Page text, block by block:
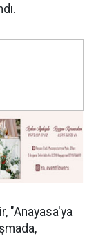
"Anayasa'ya